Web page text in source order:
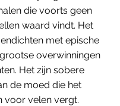
die voorts geen
waard vindt. Het
met epische
overwinningen
Het zijn sobere
de moed die het
voor velen vergt.